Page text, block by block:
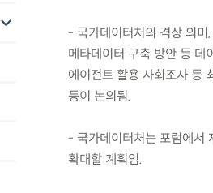
- 국가데이터처의 격상 의미
메타데이터 구축 방안 등 데
에이전트 활용 사회조사 등
등이 논의됨.
- 국가데이터처는 포럼에서
확대할 계획임.